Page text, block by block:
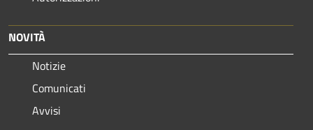
NOVITÀ
Notizie
Comunicati
Avvisi